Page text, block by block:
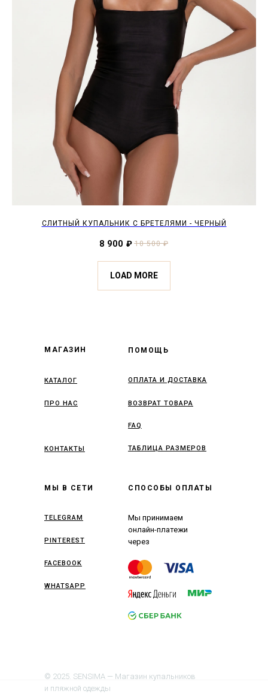
СЛИТНЫЙ КУПАЛЬНИК С БРЕТЕЛЯМИ - ЧЕРНЫЙ
8 900 ₽ 10 500 ₽
LOAD MORE
МАГАЗИН ПОМОЩЬ
ОПЛАТА И ДОСТАВКА
ВОЗВРАТ ТОВАРА
FAQ
ТАБЛИЦА РАЗМЕРОВ
МЫ В СЕТИ
TELEGRAM
PINTEREST
FACEBOOK
WHATSAPP
СПОСОБЫ ОПЛАТЫ
Мы принимаем
онлайн-платежи
через
© 2025. SENSIMA — Магазин купальников
и пляжной одежды
КОНТАКТЫ
ПРО НАС
КАТАЛОГ